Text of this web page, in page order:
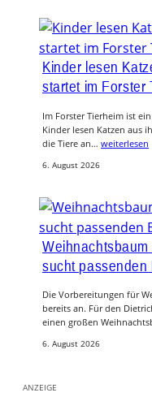
Kinder lesen
startet im Forster
Im Forster Tierheim ist
Kinder lesen Katzen aus
die Tiere an… weiterlesen
6. August 2026
sucht passenden
Die Vorbereitungen für
bereits an. Für den
einen großen
6. August 2026